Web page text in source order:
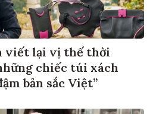
viết lại vị thế thời
chiếc túi xách
bản sắc Việt”